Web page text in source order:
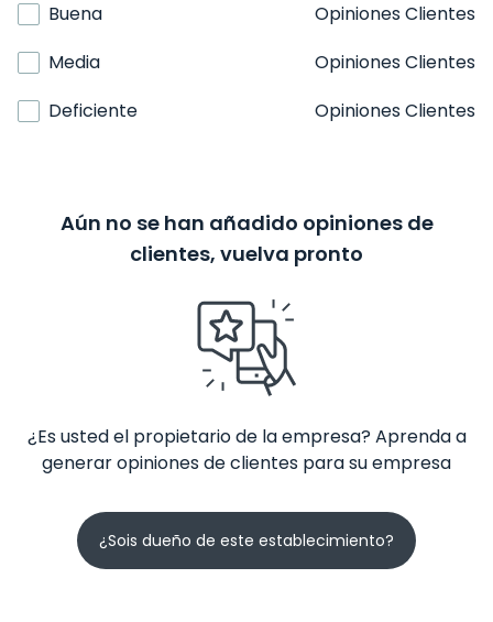
Buena
Opiniones Clientes
Media
Opiniones Clientes
Deficiente
Opiniones Clientes
Aún no se han añadido opiniones de
clientes, vuelva pronto
¿Es usted el propietario de la empresa? Aprenda a
generar opiniones de clientes para su empresa
¿Sois dueño de este establecimiento?